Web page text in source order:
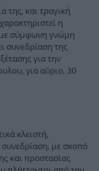
της, και τραγική
η
σύμφωνη γνώμη
συνεδρίαση της
για την
για αύριο, 30
κλειστή,
με σκοπό
και προστασίας